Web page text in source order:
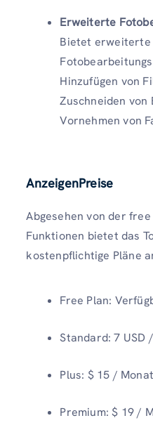
Erweiterte
Bietet erweiterte
Hinzufügen von
Zuschneiden von
Vornehmen von
AnzeigenPreise
Abgesehen von der
Funktionen bietet das
kostenpflichtige Pläne
Free Plan:
Standard: 7 USD
Plus: $ 15 / Monat
Premium: $ 19 /